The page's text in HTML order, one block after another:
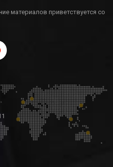
материалов приветствуется со